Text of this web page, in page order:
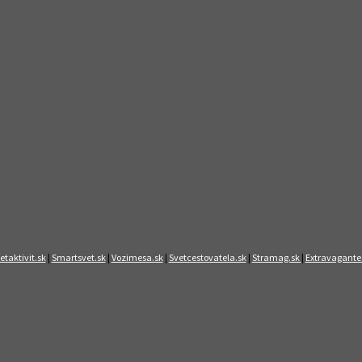
| Smartsvet.sk| Vozimesa.sk| Svetcestovatela.sk| Stramag.sk |